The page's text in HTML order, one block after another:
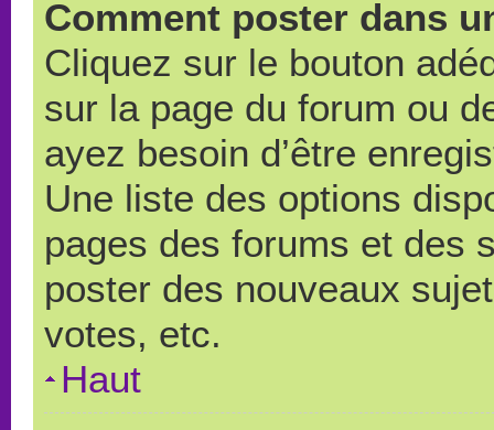
Comment poster dans
Cliquez sur le bouton
sur la page du forum ou
ayez besoin d’être
Une liste des options
pages des forums et des
poster des nouveaux
votes, etc.
Haut